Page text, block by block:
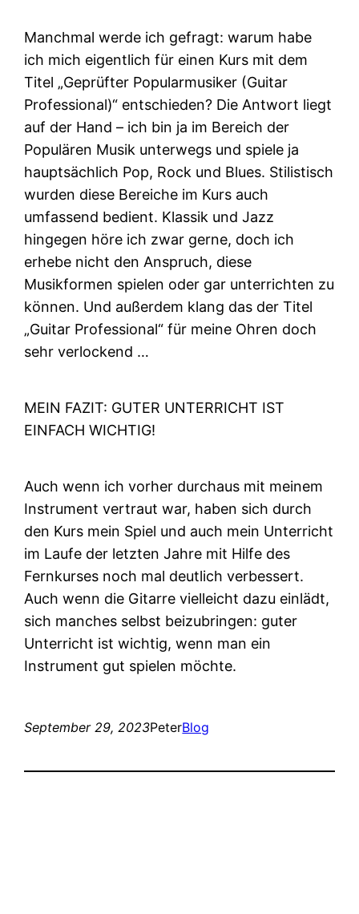
Manchmal werde ich gefragt: warum habe
ich mich eigentlich für einen Kurs mit dem
Titel „Geprüfter Popularmusiker (Guitar
Professional)“ entschieden? Die Antwort liegt
auf der Hand – ich bin ja im Bereich der
Populären Musik unterwegs und spiele ja
hauptsächlich Pop, Rock und Blues. Stilistisch
wurden diese Bereiche im Kurs auch
umfassend bedient. Klassik und Jazz
hingegen höre ich zwar gerne, doch ich
erhebe nicht den Anspruch, diese
Musikformen spielen oder gar unterrichten zu
können. Und außerdem klang das der Titel
„Guitar Professional“ für meine Ohren doch
sehr verlockend …
MEIN FAZIT: GUTER UNTERRICHT IST
EINFACH WICHTIG!
Auch wenn ich vorher durchaus mit meinem
Instrument vertraut war, haben sich durch
den Kurs mein Spiel und auch mein Unterricht
im Laufe der letzten Jahre mit Hilfe des
Fernkurses noch mal deutlich verbessert.
Auch wenn die Gitarre vielleicht dazu einlädt,
sich manches selbst beizubringen: guter
Unterricht ist wichtig, wenn man ein
Instrument gut spielen möchte.
September 29, 2023PeterBlog